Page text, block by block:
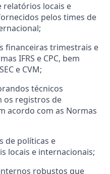
locais e
pelos times de
financeiras trimestrais e
IFRS e CPC, bem
e CVM;
técnicos
os registros de
acordo com as Normas
de políticas e
locais e internacionais;
robustos que